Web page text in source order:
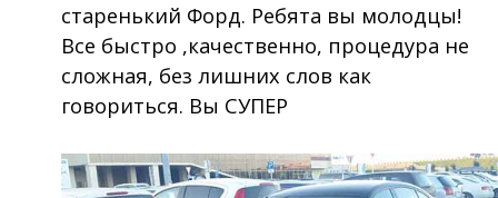
старенький Форд. Ребята вы молодцы!
Все быстро ,качественно, процедура не
сложная, без лишних слов как
говориться. Вы СУПЕР